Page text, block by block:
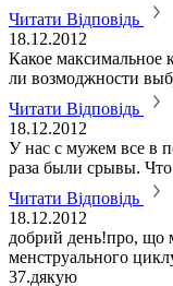
Читати Відповідь
18.12.2012
Какое максимальное
ли возмоджности
Читати Відповідь
18.12.2012
У нас с мужем все в
раза были срывы. Что
Читати Відповідь
18.12.2012
добрий день!про, що
менструального
37.дякую